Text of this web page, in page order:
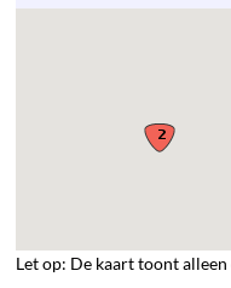
Let op: De kaart toont